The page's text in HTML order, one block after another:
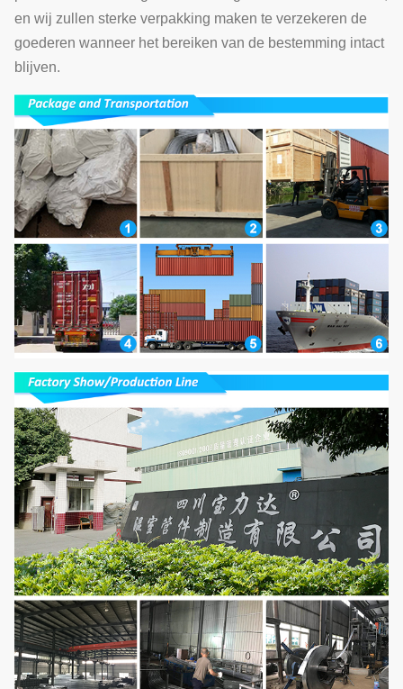
en wij zullen sterke verpakking maken te verzekeren de
goederen wanneer het bereiken van de bestemming intact
blijven.